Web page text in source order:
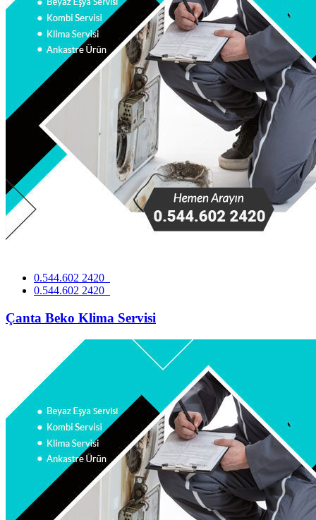
0.544.602 2420
0.544.602 2420
Çanta Beko Klima Servisi